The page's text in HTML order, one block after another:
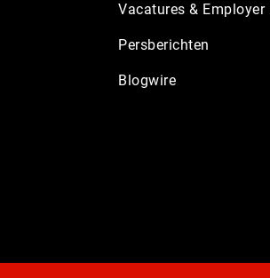
Vacatures & Employer
Persberichten
Blogwire